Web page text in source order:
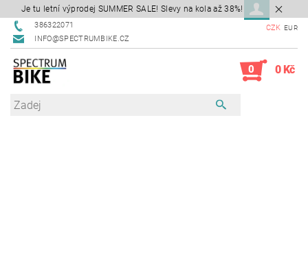
Je tu letní výprodej SUMMER SALE! Slevy na kola až 38%!
386322071
INFO@SPECTRUMBIKE.CZ
CZK EUR
0 0 Kč